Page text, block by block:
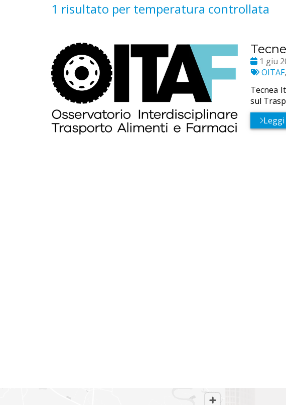
1 risultato per temperatura controllata
Date
:
1 giu
OITAF,
Tecnea
sul